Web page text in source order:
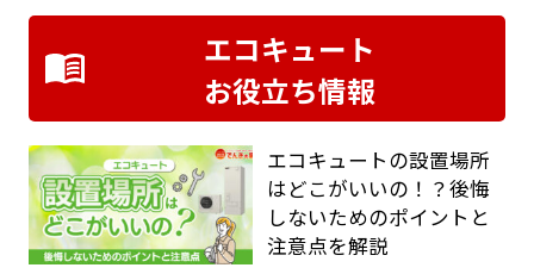
エコキュート
お役立ち情報
エコキュートの設置場所
はどこがいいの！？後悔
しないためのポイントと
注意点を解説